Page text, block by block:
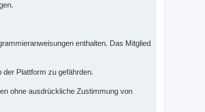
enthalten. Das Mitglied
Plattform zu gefährden.
ohne ausdrückliche Zustimmung von